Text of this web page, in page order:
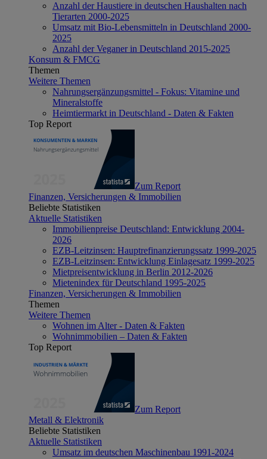
Anzahl der Haustiere in deutschen Haushalten nach
Tierarten 2000-2025
Umsatz mit Bio-Lebensmitteln in Deutschland 2000-
2025
Anzahl der Veganer in Deutschland 2015-2025
Konsum & FMCG
Themen
Weitere Themen
Nahrungsergänzungsmittel - Fokus: Vitamine und
Mineralstoffe
Heimtiermarkt in Deutschland - Daten & Fakten
Top Report
Zum Report
Finanzen, Versicherungen & Immobilien
Beliebte Statistiken
Aktuelle Statistiken
Immobilienpreise Deutschland: Entwicklung 2004-
2026
EZB-Leitzinsen: Hauptrefinanzierungssatz 1999-2025
EZB-Leitzinsen: Entwicklung Einlagesatz 1999-2025
Mietpreisentwicklung in Berlin 2012-2026
Mietenindex für Deutschland 1995-2025
Finanzen, Versicherungen & Immobilien
Themen
Weitere Themen
Wohnen im Alter - Daten & Fakten
Wohnimmobilien – Daten & Fakten
Top Report
Zum Report
Metall & Elektronik
Beliebte Statistiken
Aktuelle Statistiken
Umsatz im deutschen Maschinenbau 1991-2024